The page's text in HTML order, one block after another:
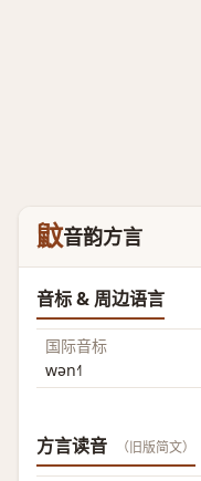
鼤音韵方言
音标 & 周边语言
国际音标
wən˧˥
方言读音 （旧版简文）